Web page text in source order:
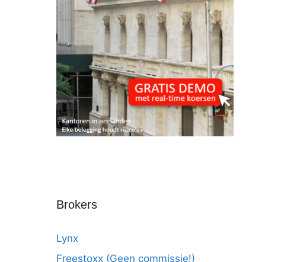
Brokers
Lynx
Freestoxx (Geen commissie!)